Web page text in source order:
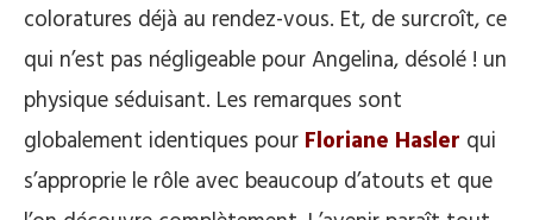
coloratures déjà au rendez-vous. Et, de surcroît, ce
qui n’est pas négligeable pour Angelina, désolé ! un
physique séduisant. Les remarques sont
globalement identiques pour Floriane Hasler qui
s’approprie le rôle avec beaucoup d’atouts et que